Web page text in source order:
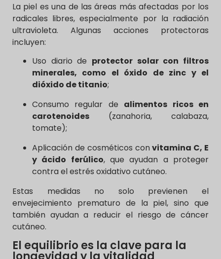
La piel es una de las áreas más afectadas por los
radicales libres, especialmente por la radiación
ultravioleta. Algunas acciones protectoras
incluyen:
Uso diario de protector solar con filtros
minerales, como el óxido de zinc y el
dióxido de titanio;
Consumo regular de alimentos ricos en
carotenoides (zanahoria, calabaza,
tomate);
Aplicación de cosméticos convitamina C, E
y ácido ferúlico, que ayudan a proteger
contra el estrés oxidativo cutáneo.
Estas medidas no solo previenen el
envejecimiento prematuro de la piel, sino que
también ayudan a reducir el riesgo de cáncer
cutáneo.
El equilibrio es la clave para la